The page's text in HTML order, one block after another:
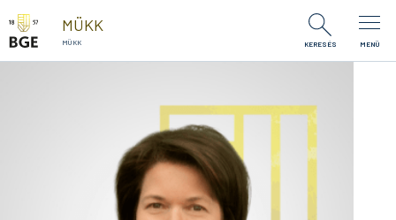
Ugrás a tartalomra
MÜKK
MÜKK KERESÉS MENÜ